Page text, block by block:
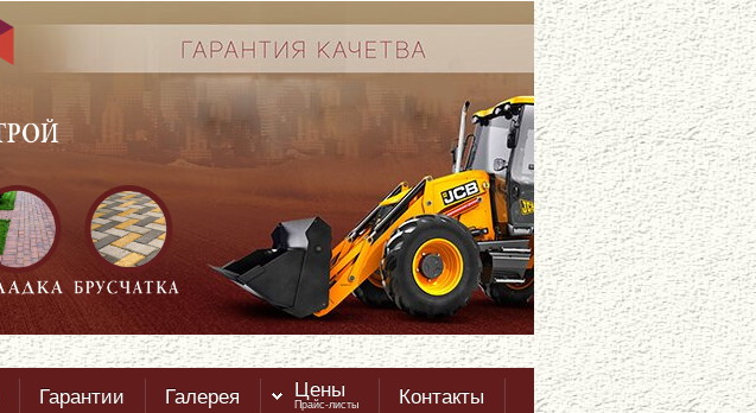
Гарантии Галерея Цены
Прайс-листы Контакты